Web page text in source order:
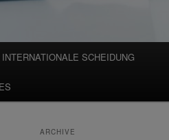
INTERNATIONALE SCHEIDUNG
ARCHIVE